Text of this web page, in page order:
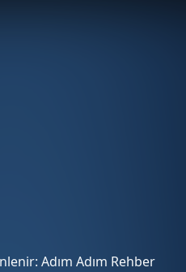
Adım Adım Rehber